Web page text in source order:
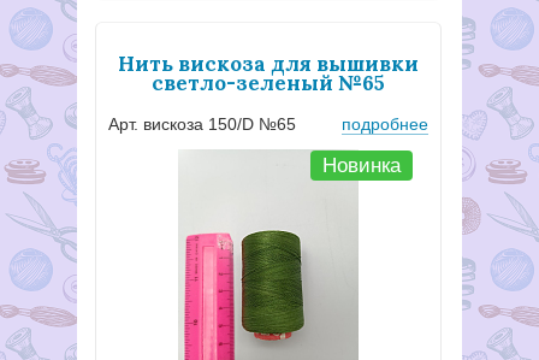
Нить вискоза для вышивки
светло-зеленый №65
Арт. вискоза 150/D №65 подробнее
Новинка